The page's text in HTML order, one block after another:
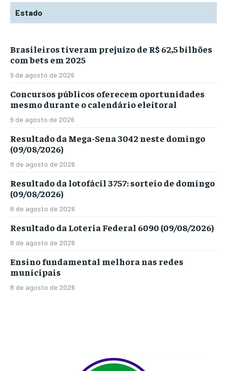
Estado
Brasileiros tiveram prejuízo de R$ 62,5 bilhões
com bets em 2025
9 de agosto de 2026
Concursos públicos oferecem oportunidades
mesmo durante o calendário eleitoral
9 de agosto de 2026
Resultado da Mega-Sena 3042 neste domingo
(09/08/2026)
8 de agosto de 2026
Resultado da lotofácil 3757: sorteio de domingo
(09/08/2026)
8 de agosto de 2026
Resultado da Loteria Federal 6090 (09/08/2026)
8 de agosto de 2026
Ensino fundamental melhora nas redes
municipais
8 de agosto de 2026